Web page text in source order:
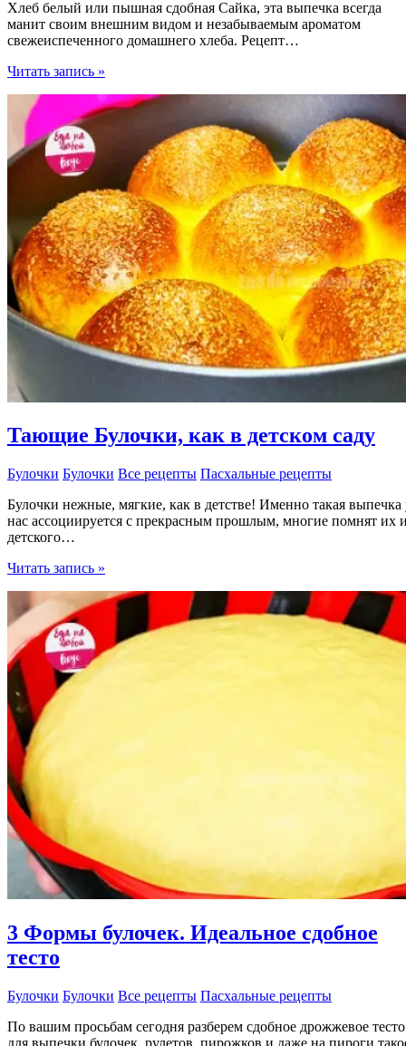
Хлеб белый или пышная сдобная Сайка, эта выпечка всегда
манит своим внешним видом и незабываемым ароматом
свежеиспеченного домашнего хлеба. Рецепт…
Хлеб
вкусная
Сайка
Читать запись »
Тающие Булочки, как в детском саду
Булочки Булочки Все рецепты Пасхальные рецепты
Булочки нежные, мягкие, как в детстве! Именно такая выпечка
нас ассоциируется с прекрасным прошлым, многие помнят их
детского…
Тающие
детском
саду
Читать запись »
3 Формы булочек. Идеальное сдобное
тесто
Булочки Булочки Все рецепты Пасхальные рецепты
По вашим просьбам сегодня разберем сдобное дрожжевое тесто